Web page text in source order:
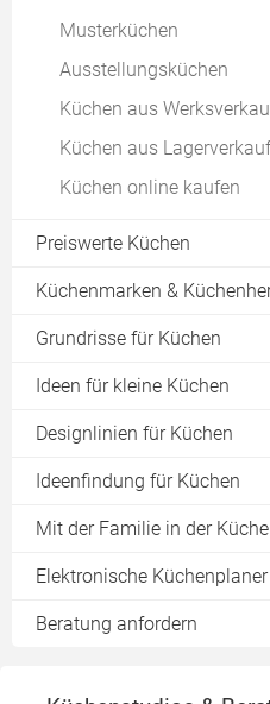
Musterküchen
Ausstellungsküchen
Küchen aus
Küchen aus Lagerverkauf
Küchen online kaufen
Preiswerte Küchen
Preisvergleich für Küchen
Küchenmarken &
Express Küchen
Pino Küchen
Nolte Küchen
Wellmann Küchen
Alno Küchen
Nobilia Küchen
Grundrisse für Küchen
Küchenzeilen
Küchen in L-Form
Inselküchen
Offene Wohnküchen
Modulküchen
Küchenblock
Ideen für kleine Küchen
Singleküchen
Miniküchen
Designlinien für Küchen
Urform "Frankfurter
Küchen im Landhausstil
Designer-Küchen
Ideenfindung für Küchen
Ausstellungsküchen als
Musterküchen als
Mit der Familie in der Küche
Kochen mit Kindern
Sommer in der Küche
Elektronische Küchenplaner
Online-Küchenplaner
Kostenlose
Beratung anfordern